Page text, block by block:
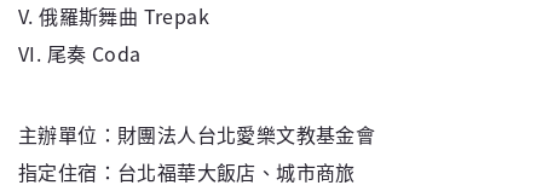
V. 俄羅斯舞曲 Trepak
VI. 尾奏 Coda
主辦單位：財團法人台北愛樂文教基金會
指定住宿：台北福華大飯店、城市商旅